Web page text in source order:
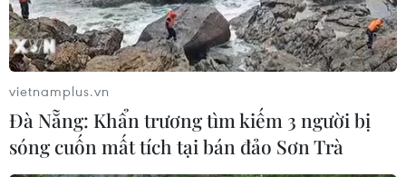
Xung đột Israel-Hamas: Ít nhất 300
trẻ em thiệt mạng trong 300 ngày
06/08/2026 22:56
Nước thải từ máy bay có thể giúp
vietnamplus.vn
Đà Nẵng: Khẩn trương tìm kiếm 3 người bị
sóng cuốn mất tích tại bán đảo Sơn Trà